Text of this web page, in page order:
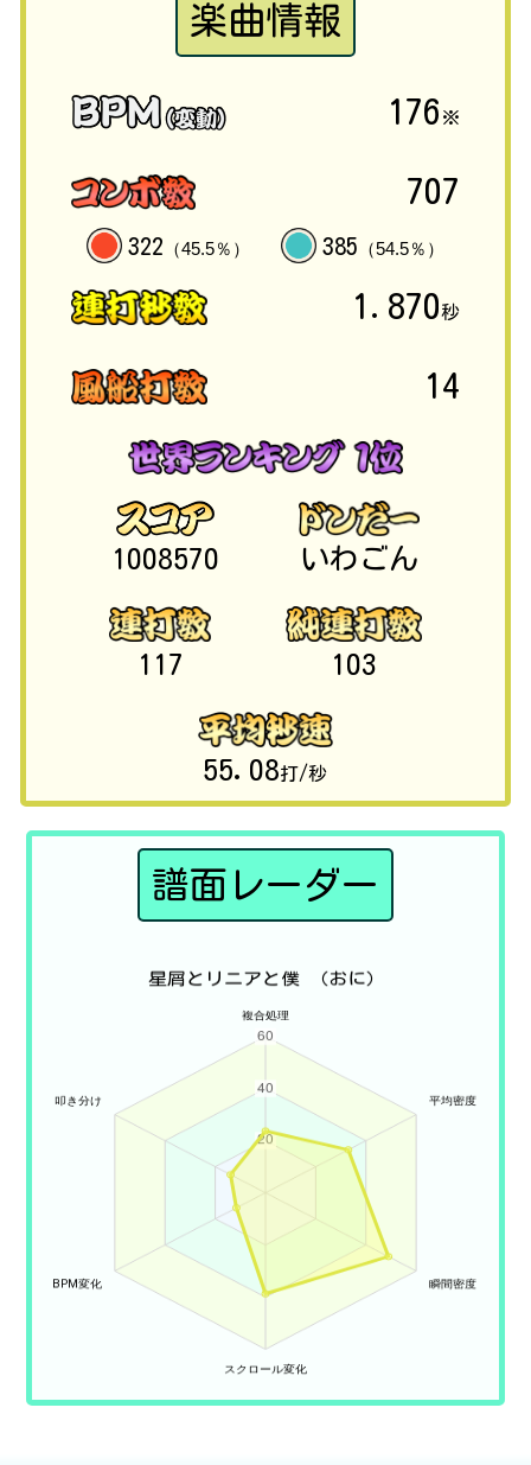
楽曲情報
176 ※
707
322 （45.5％） 385 （54.5％）
1.870秒
14
1008570 いわごん
117 103
55.08打/秒
譜面レーダー